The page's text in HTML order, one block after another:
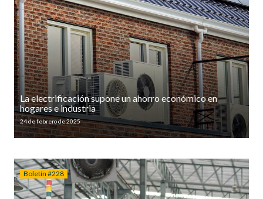
La electrificación supone un ahorro económico en
hogares e industria
24 de febrero de 2025
Boletín #228